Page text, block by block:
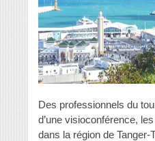
Des professionnels du
d’une visioconférence,
dans la région de